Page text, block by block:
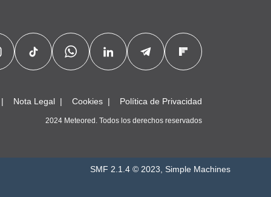
Nota Legal Cookies Política de Privacidad
2024 Meteored. Todos los derechos reservados
SMF 2.1.4 © 2023, Simple Machines